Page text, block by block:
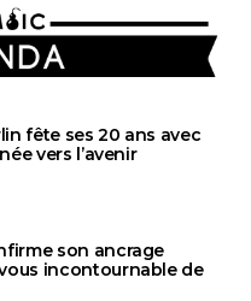
fête ses 20 ans avec
vers l’avenir
son ancrage
incontournable de